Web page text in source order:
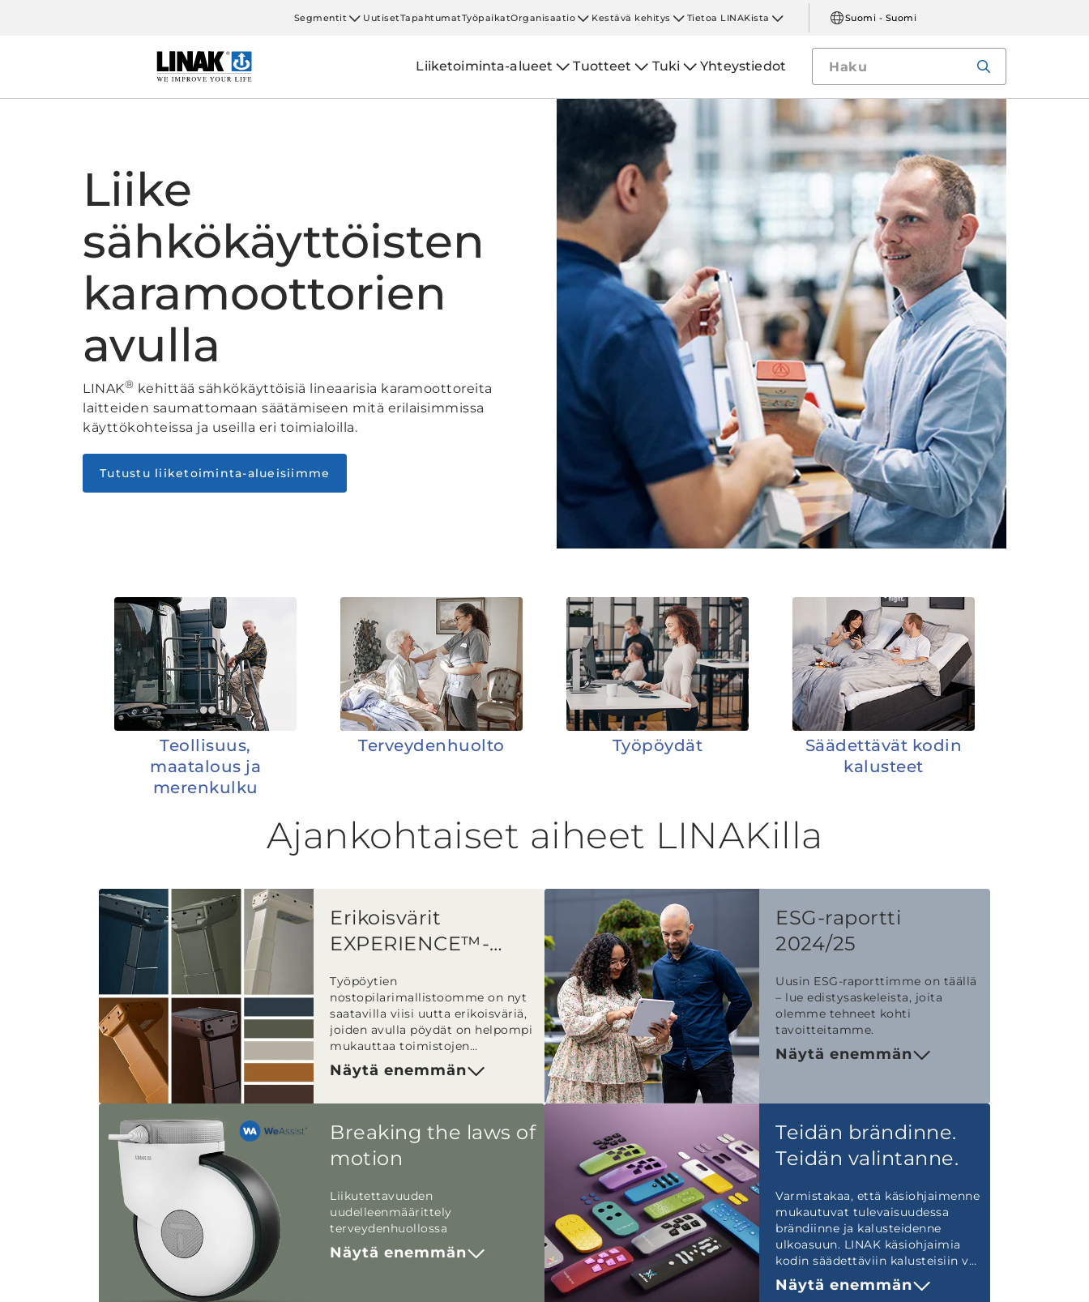
Segmentit UutisetTapahtumatTyöpaikatOrganisaatio Kestävä kehitys Tietoa LINAKista Suomi - Suomi
Liiketoiminta-alueet Tuotteet Tuki Yhteystiedot
Liike
sähkökäyttöisten
karamoottorien
avulla
LINAK® kehittää sähkökäyttöisiä lineaarisia karamoottoreita
laitteiden saumattomaan säätämiseen mitä erilaisimmissa
käyttökohteissa ja useilla eri toimialoilla.
Tutustu liiketoiminta-alueisiimme
Teollisuus,
maatalous ja
merenkulku
Terveydenhuolto Työpöydät
Säädettävät kodin
kalusteet
Ajankohtaiset aiheet LINAKilla
Erikoisvärit
EXPERIENCE™-
Työpöytien
nostopilarimallistoomme on nyt
saatavilla viisi uutta erikoisväriä,
joiden avulla pöydät on helpompi
mukauttaa toimistojen
sisustukseen.
Näytä enemmän
ESG-raportti
2024/25
Uusin ESG-raporttimme on täällä
– lue edistysaskeleista, joita
olemme tehneet kohti
tavoitteitamme.
Näytä enemmän
Breaking the laws of
motion
Liikutettavuuden
uudelleenmäärittely
terveydenhuollossa
Näytä enemmän
Teidän brändinne.
Teidän valintanne.
Varmistakaa, että käsiohjaimenne
mukautuvat tulevaisuudessa
brändiinne ja kalusteidenne
ulkoasuun. LINAK käsiohjaimia
kodin säädettäviin kalusteisiin voi
mukauttaa.
Näytä enemmän